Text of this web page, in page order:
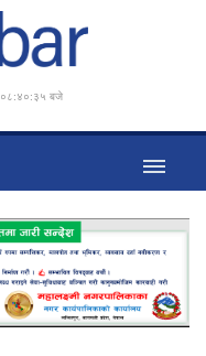
०८:४०:३६ बजे